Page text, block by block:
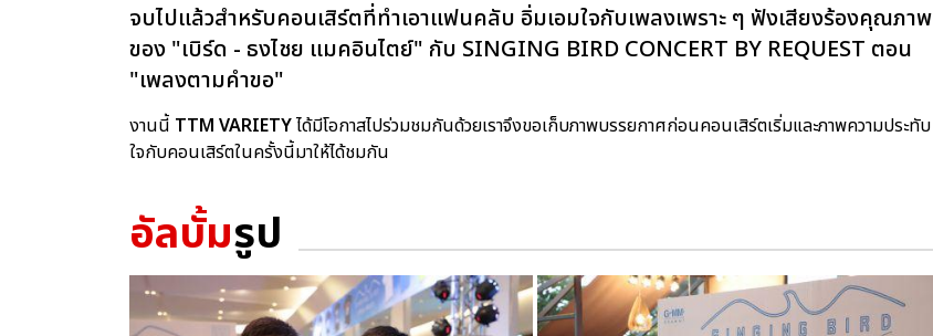
จบไปแล้วสำหรับคอนเสิร์ตที่ทำเอาแฟนคลับ อิ่มเอมใจกับเพลงเพราะ ๆ ฟังเสียงร้องคุณภาพ
ของ "เบิร์ด - ธงไชย แมคอินไตย์" กับ SINGING BIRD CONCERT BY REQUEST ตอน
"เพลงตามคำขอ"
งานนี้ TTM VARIETYได้มีโอกาสไปร่วมชมกันด้วยเราจึงขอเก็บภาพบรรยกาศก่อนคอนเสิร์ตเริ่มและภาพความประทับ
ใจกับคอนเสิร์ตในครั้งนี้มาให้ได้ชมกัน
อัลบั้มรูป